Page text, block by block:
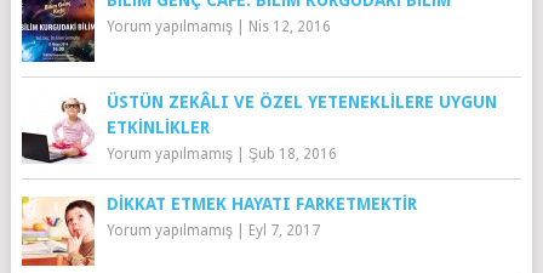
Yorum yapılmamış| Nis 12, 2016
ÜSTÜN ZEKÂLI VE ÖZEL YETENEKLILERE UYGUN
ETKINLIKLER
Yorum yapılmamış| Şub 18, 2016
DIKKAT ETMEK HAYATI FARKETMEKTIR
Yorum yapılmamış| Eyl 7, 2017